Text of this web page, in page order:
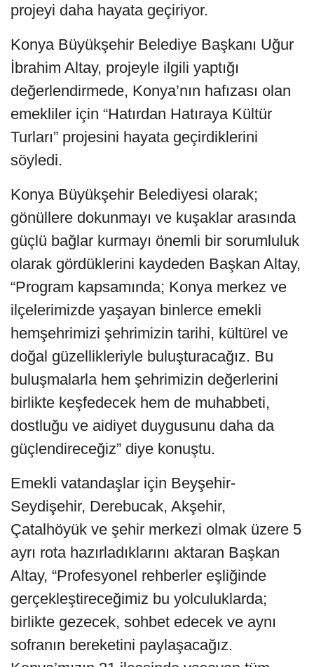
projeyi daha hayata geçiriyor.
Konya Büyükşehir Belediye Başkanı Uğur
İbrahim Altay, projeyle ilgili yaptığı
değerlendirmede, Konya’nın hafızası olan
emekliler için “Hatırdan Hatıraya Kültür
Turları” projesini hayata geçirdiklerini
söyledi.
Konya Büyükşehir Belediyesi olarak;
gönüllere dokunmayı ve kuşaklar arasında
güçlü bağlar kurmayı önemli bir sorumluluk
olarak gördüklerini kaydeden Başkan Altay,
“Program kapsamında; Konya merkez ve
ilçelerimizde yaşayan binlerce emekli
hemşehrimizi şehrimizin tarihi, kültürel ve
doğal güzellikleriyle buluşturacağız. Bu
buluşmalarla hem şehrimizin değerlerini
birlikte keşfedecek hem de muhabbeti,
dostluğu ve aidiyet duygusunu daha da
güçlendireceğiz” diye konuştu.
Emekli vatandaşlar için Beyşehir-
Seydişehir, Derebucak, Akşehir,
Çatalhöyük ve şehir merkezi olmak üzere 5
ayrı rota hazırladıklarını aktaran Başkan
Altay, “Profesyonel rehberler eşliğinde
gerçekleştireceğimiz bu yolculuklarda;
birlikte gezecek, sohbet edecek ve aynı
sofranın bereketini paylaşacağız.